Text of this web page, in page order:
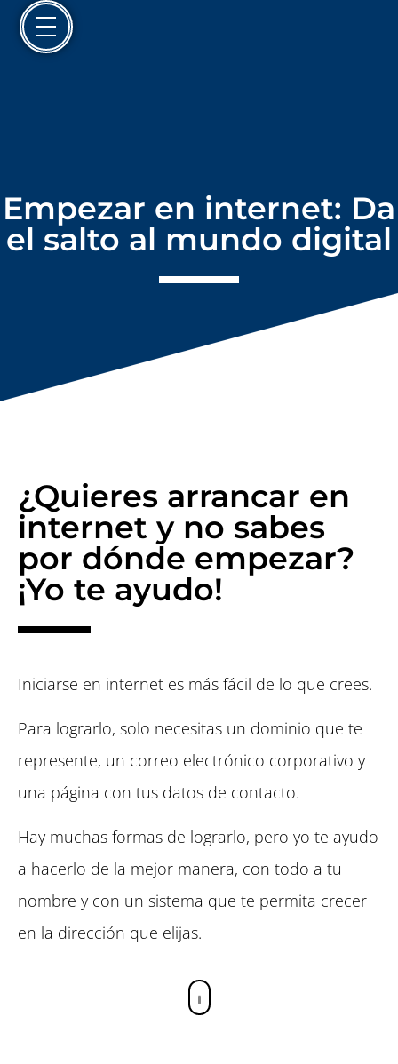
Empezar en internet: Da
el salto al mundo digital
¿Quieres arrancar en
internet y no sabes
por dónde empezar?
¡Yo te ayudo!
Iniciarse en internet es más fácil de lo que crees.
Para lograrlo, solo necesitas un dominio que te
represente, un correo electrónico corporativo y
una página con tus datos de contacto.
Hay muchas formas de lograrlo, pero yo te ayudo
a hacerlo de la mejor manera, con todo a tu
nombre y con un sistema que te permita crecer
en la dirección que elijas.